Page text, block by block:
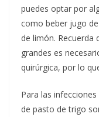
puedes optar por
como beber jugo
de limón. Recuerda
grandes es
quirúrgica, por lo
Para las
de pasto de trigo